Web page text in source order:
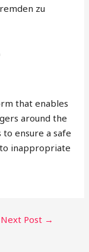
zu
that enables
around the
ensure a safe
inappropriate
Next Post →